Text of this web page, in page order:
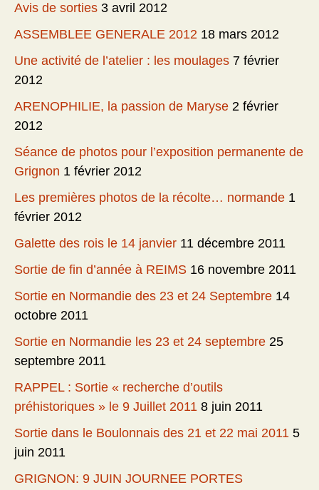
Avis de sorties 3 avril 2012
ASSEMBLEE GENERALE 2012 18 mars 2012
Une activité de l’atelier : les moulages 7 février
2012
ARENOPHILIE, la passion de Maryse 2 février
2012
Séance de photos pour l’exposition permanente de
Grignon 1 février 2012
Les premières photos de la récolte… normande 1
février 2012
Galette des rois le 14 janvier 11 décembre 2011
Sortie de fin d’année à REIMS 16 novembre 2011
Sortie en Normandie des 23 et 24 Septembre 14
octobre 2011
Sortie en Normandie les 23 et 24 septembre 25
septembre 2011
RAPPEL : Sortie « recherche d’outils
préhistoriques » le 9 Juillet 2011 8 juin 2011
Sortie dans le Boulonnais des 21 et 22 mai 2011 5
juin 2011
GRIGNON: 9 JUIN JOURNEE PORTES